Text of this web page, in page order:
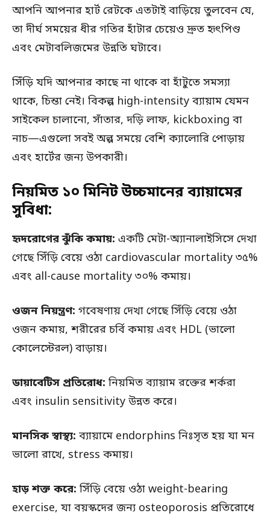
আপনি আপনার হার্ট রেটকে এতটাই বাড়িয়ে তুলবেন যে,
তা দীর্ঘ সময়ের ধীর গতির হাঁটার চেয়েও দ্রুত হৃৎপিণ্ড
এবং মেটাবলিজমের উন্নতি ঘটাবে।
সিঁড়ি যদি আপনার কাছে না থাকে বা হাঁটুতে সমস্যা
থাকে, চিন্তা নেই। বিকল্প high-intensity ব্যায়াম যেমন
সাইকেল চালানো, সাঁতার, দড়ি লাফ, kickboxing বা
নাচ—এগুলো সবই অল্প সময়ে বেশি ক্যালোরি পোড়ায়
এবং হার্টের জন্য উপকারী।
নিয়মিত ১০ মিনিট উচ্চমানের ব্যায়ামের
সুবিধা:
হৃদরোগের ঝুঁকি কমায়: একটি মেটা-অ্যানালাইসিসে দেখা
গেছে সিঁড়ি বেয়ে ওঠা cardiovascular mortality ৩৫%
এবং all-cause mortality ৩০% কমায়।
ওজন নিয়ন্ত্রণ: গবেষণায় দেখা গেছে সিঁড়ি বেয়ে ওঠা
ওজন কমায়, শরীরের চর্বি কমায় এবং HDL (ভালো
কোলেস্টেরল) বাড়ায়।
ডায়াবেটিস প্রতিরোধ: নিয়মিত ব্যায়াম রক্তের শর্করা
এবং insulin sensitivity উন্নত করে।
মানসিক স্বাস্থ্য: ব্যায়ামে endorphins নিঃসৃত হয় যা মন
ভালো রাখে, stress কমায়।
হাড় শক্ত করে: সিঁড়ি বেয়ে ওঠা weight-bearing
exercise, যা বয়স্কদের জন্য osteoporosis প্রতিরোধে